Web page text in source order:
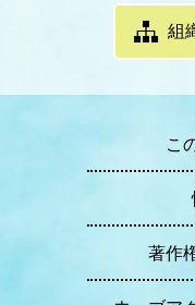
組
こ
著作